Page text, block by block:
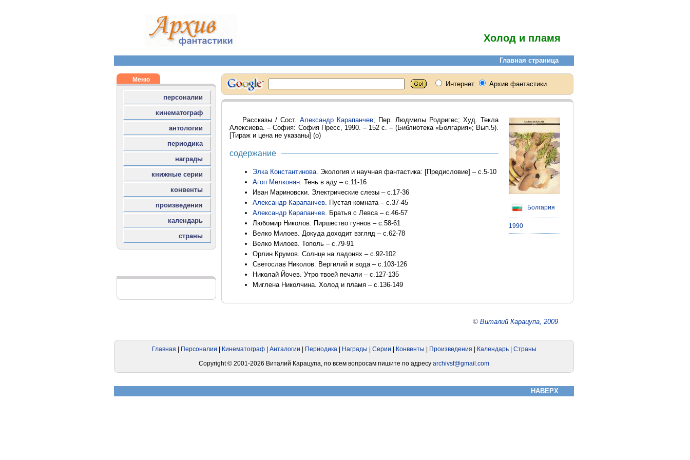
Холод и пламя
Болгария
1990
Рассказы / Сост. Александр Карапанчев; Пер. Людмилы Родригес; Худ. Текла
Алексиева. – София: София Пресс, 1990. – 152 с. – (Библиотека «Болгария»; Вып.5).
[Тираж и цена не указаны] (о)
содержание
Элка Константинова. Экология и научная фантастика: [Предисловие] – с.5-10
Агоп Мелконян. Тень в аду – с.11-16
Иван Мариновски. Электрические слезы – с.17-36
Александр Карапанчев. Пустая комната – с.37-45
Александр Карапанчев. Братья с Левса – с.46-57
Любомир Николов. Пиршество гуннов – с.58-61
Велко Милоев. Докуда доходит взгляд – с.62-78
Велко Милоев. Тополь – с.79-91
Орлин Крумов. Солнце на ладонях – с.92-102
Светослав Николов. Вергилий и вода – с.103-126
Николай Йочев. Утро твоей печали – с.127-135
Миглена Николчина. Холод и пламя – с.136-149
© Виталий Карацупа, 2009
НАВЕРХ